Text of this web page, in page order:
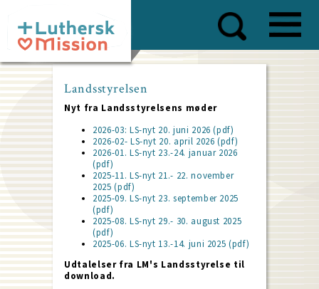
main
content
Landsstyrelsen
Nyt fra Landsstyrelsens møder
2026-03: LS-nyt 20. juni 2026 (pdf)
2026-02- LS-nyt 20. april 2026 (pdf)
2026-01. LS-nyt 23.-24. januar 2026
(pdf)
2025-11. LS-nyt 21.- 22. november
2025 (pdf)
2025-09. LS-nyt 23. september 2025
(pdf)
2025-08. LS-nyt 29.- 30. august 2025
(pdf)
2025-06. LS-nyt 13.-14. juni 2025 (pdf)
Udtalelser fra LM's Landsstyrelse til
download.